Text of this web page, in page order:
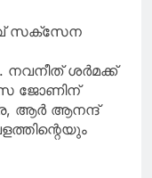
സക്‌സേന
നവനീത് ശർമക്ക്
ജോണിന്
ആർ ആനന്ദ്